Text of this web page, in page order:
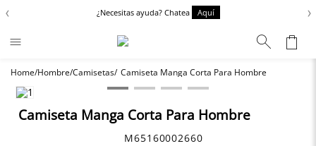
‹ ¿Necesitas ayuda? Chatea Aquí ›
Hombre Camisetas Camiseta Manga Corta Para Hombre
Camiseta Manga Corta Para Hombre
M65160002660
Términos más buscados
1.